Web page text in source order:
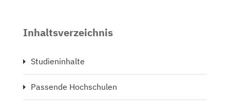
Inhaltsverzeichnis
Studieninhalte
Passende Hochschulen